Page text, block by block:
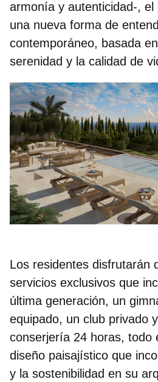
armonía y autenticidad-, el
una nueva forma de
contemporáneo, basada
serenidad y la calidad de
Los residentes disfrutarán
servicios exclusivos que
última generación, un
equipado, un club privado
conserjería 24 horas, todo
diseño paisajístico que
y la sostenibilidad en su